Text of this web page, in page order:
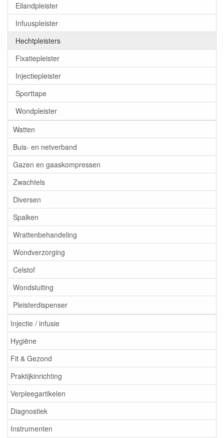
Eilandpleister
Infuuspleister
Hechtpleisters
Fixatiepleister
Injectiepleister
Sporttape
Wondpleister
Watten
Buis- en netverband
Gazen en gaaskompressen
Zwachtels
Diversen
Spalken
Wrattenbehandeling
Wondverzorging
Celstof
Wondsluiting
Pleisterdispenser
Injectie / infusie
Hygiëne
Fit & Gezond
Praktijkinrichting
Verpleegartikelen
Diagnostiek
Instrumenten